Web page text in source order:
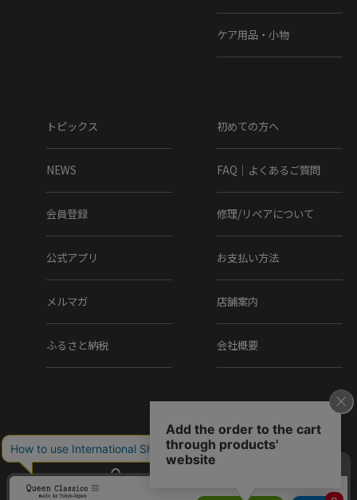
ケア用品・小物
トピックス
NEWS
会員登録
公式アプリ
メルマガ
ふるさと納税
初めての方へ
FAQ｜よくあるご質問
修理/リペアについて
お支払い方法
店舗案内
会社概要
Copyright (C) Q.R.C Co., Ltd. All Rights reserved.